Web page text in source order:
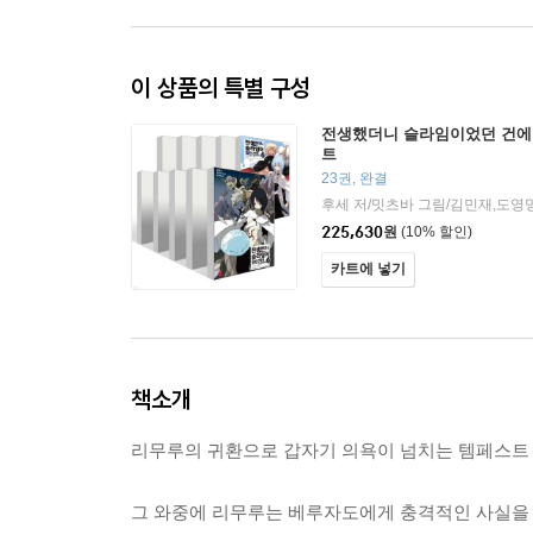
이 상품의 특별 구성
전생했더니 슬라임이었던 건
트
23권, 완결
후세 저/밋츠바 그림/김민재,도영
225,630원 (10% 할인)
카트에 넣기
책소개
리무루의 귀환으로 갑자기 의욕이 넘치는 템페스
그 와중에 리무루는 베루자도에게 충격적인 사실